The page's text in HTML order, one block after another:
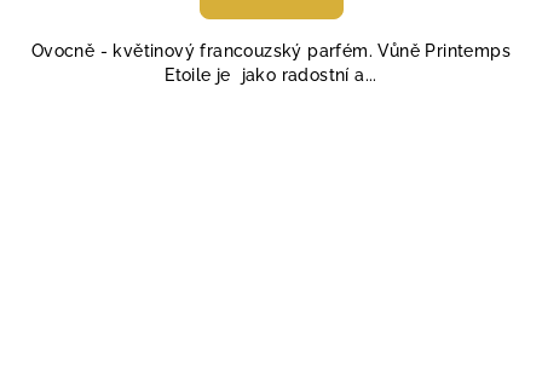
z
5
Ovocně - květinový francouzský parfém. Vůně Printemps
Etoile je jako radostní a...